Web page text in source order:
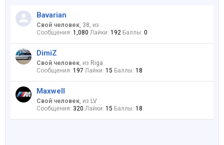
Bavarian
Свой человек, 38, из .
Сообщения: 1,080 Лайки: 192 Баллы: 0
DimiZ
Свой человек, из Riga
Сообщения: 197 Лайки: 15 Баллы: 18
Maxwell
Свой человек, из LV
Сообщения: 320 Лайки: 15 Баллы: 18